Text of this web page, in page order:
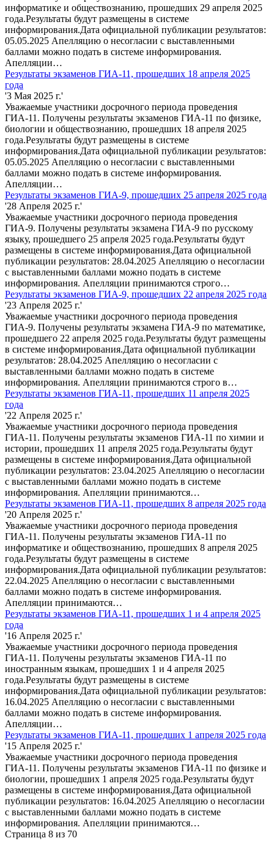
информатике и обществознанию, прошедших 29 апреля 2025
года.Результаты будут размещены в системе
информирования.Дата официальной публикации результатов:
05.05.2025 Апелляцию о несогласии с выставленными
баллами можно подать в системе информирования.
Апелляции…
Результаты экзаменов ГИА-11, прошедших 18 апреля 2025
года
'3 Мая 2025 г.'
Уважаемые участники досрочного периода проведения
ГИА-11. Получены результаты экзаменов ГИА-11 по физике,
биологии и обществознанию, прошедших 18 апреля 2025
года.Результаты будут размещены в системе
информирования.Дата официальной публикации результатов:
05.05.2025 Апелляцию о несогласии с выставленными
баллами можно подать в системе информирования.
Апелляции…
Результаты экзаменов ГИА-9, прошедших 25 апреля 2025 года
'28 Апреля 2025 г.'
Уважаемые участники досрочного периода проведения
ГИА-9. Получены результаты экзамена ГИА-9 по русскому
языку, прошедшего 25 апреля 2025 года.Результаты будут
размещены в системе информирования.Дата официальной
публикации результатов: 28.04.2025 Апелляцию о несогласии
с выставленными баллами можно подать в системе
информирования. Апелляции принимаются строго…
Результаты экзаменов ГИА-9, прошедших 22 апреля 2025 года
'23 Апреля 2025 г.'
Уважаемые участники досрочного периода проведения
ГИА-9. Получены результаты экзамена ГИА-9 по математике,
прошедшего 22 апреля 2025 года.Результаты будут размещены
в системе информирования.Дата официальной публикации
результатов: 28.04.2025 Апелляцию о несогласии с
выставленными баллами можно подать в системе
информирования. Апелляции принимаются строго в…
Результаты экзаменов ГИА-11, прошедших 11 апреля 2025
года
'22 Апреля 2025 г.'
Уважаемые участники досрочного периода проведения
ГИА-11. Получены результаты экзаменов ГИА-11 по химии и
истории, прошедших 11 апреля 2025 года.Результаты будут
размещены в системе информирования.Дата официальной
публикации результатов: 23.04.2025 Апелляцию о несогласии
с выставленными баллами можно подать в системе
информирования. Апелляции принимаются…
Результаты экзаменов ГИА-11, прошедших 8 апреля 2025 года
'20 Апреля 2025 г.'
Уважаемые участники досрочного периода проведения
ГИА-11. Получены результаты экзаменов ГИА-11 по
информатике и обществознанию, прошедших 8 апреля 2025
года.Результаты будут размещены в системе
информирования.Дата официальной публикации результатов:
22.04.2025 Апелляцию о несогласии с выставленными
баллами можно подать в системе информирования.
Апелляции принимаются…
Результаты экзаменов ГИА-11, прошедших 1 и 4 апреля 2025
года
'16 Апреля 2025 г.'
Уважаемые участники досрочного периода проведения
ГИА-11. Получены результаты экзаменов ГИА-11 по
иностранным языкам, прошедших 1 и 4 апреля 2025
года.Результаты будут размещены в системе
информирования.Дата официальной публикации результатов:
16.04.2025 Апелляцию о несогласии с выставленными
баллами можно подать в системе информирования.
Апелляции…
Результаты экзаменов ГИА-11, прошедших 1 апреля 2025 года
'15 Апреля 2025 г.'
Уважаемые участники досрочного периода проведения
ГИА-11. Получены результаты экзаменов ГИА-11 по физике и
биологии, прошедших 1 апреля 2025 года.Результаты будут
размещены в системе информирования.Дата официальной
публикации результатов: 16.04.2025 Апелляцию о несогласии
с выставленными баллами можно подать в системе
информирования. Апелляции принимаются…
Страница 8 из 70